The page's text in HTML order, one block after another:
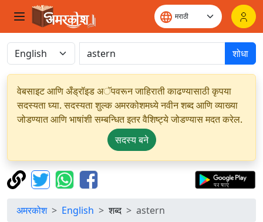
शोधा
वेबसाइट आणि अँड्रॉइड अॅपवरून जाहिराती काढण्यासाठी कृपया
सदस्यता घ्या. सदस्यता शुल्क अमरकोशमध्ये नवीन शब्द आणि व्याख्या
जोडण्यात आणि भाषांशी सम्बन्धित इतर वैशिष्ट्ये जोडण्यास मदत करेल.
सदस्य बने
अमरकोश English शब्द astern